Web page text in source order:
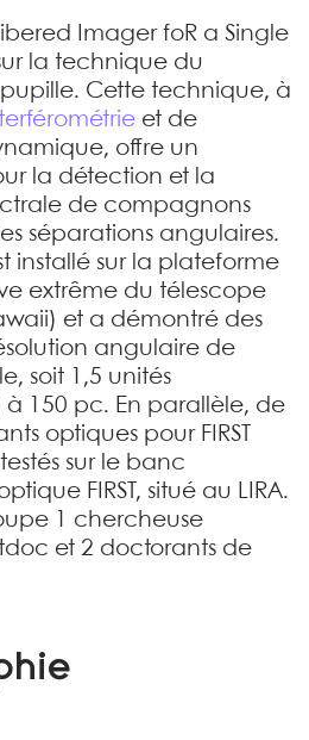
Imager foR a Single
la technique du
Cette technique, à
et de
offre un
la détection et la
de compagnons
séparations angulaires.
installé sur la plateforme
extrême du télescope
et a démontré des
angulaire de
soit 1,5 unités
à 150 pc. En parallèle, de
optiques pour FIRST
sur le banc
FIRST, situé au LIRA.
1 chercheuse
et 2 doctorants de